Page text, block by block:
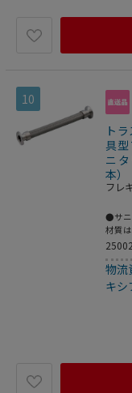
10
ト
具型
ニ
本）
フレ
●サニ
材質
●配管
2.0S●
用圧
タリ
食性
～
レス
物流
キシ